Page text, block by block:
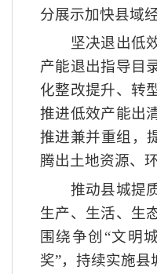
分展示加快县域
坚决退出低效
产能退出指导目
化整改提升、转
推进低效产能出
推进兼并重组，
腾出土地资源、
推动县城提质
生产、生活、生
围绕争创 “文明
奖”，持续实施